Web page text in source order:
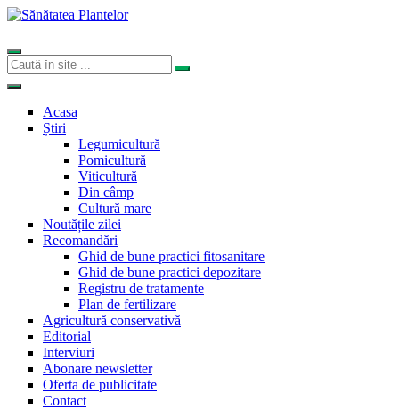
Acasa
Știri
Legumicultură
Pomicultură
Viticultură
Din câmp
Cultură mare
Noutățile zilei
Recomandări
Ghid de bune practici fitosanitare
Ghid de bune practici depozitare
Registru de tratamente
Plan de fertilizare
Agricultură conservativă
Editorial
Interviuri
Abonare newsletter
Oferta de publicitate
Contact